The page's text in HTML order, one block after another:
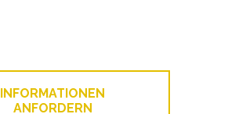
INFORMATIONEN
ANFORDERN